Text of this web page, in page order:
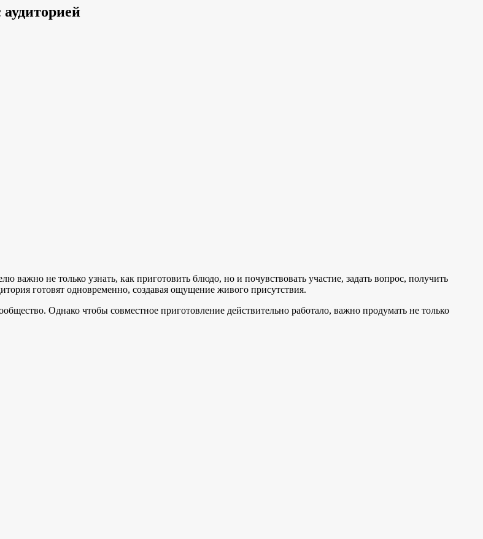
важно не только узнать, как приготовить блюдо, но и почувствовать участие, задать вопрос, получить
готовят одновременно, создавая ощущение живого присутствия.
Однако чтобы совместное приготовление действительно работало, важно продумать не только